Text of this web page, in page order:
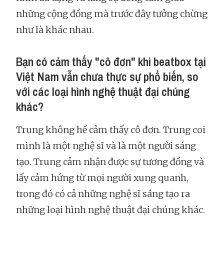
những cộng đồng mà trước đây tưởng chừng
như là khác nhau.
Bạn có cảm thấy "cô đơn" khi beatbox tại
Việt Nam vẫn chưa thực sự phổ biến, so
với các loại hình nghệ thuật đại chúng
khác?
Trung không hề cảm thấy cô đơn. Trung coi
mình là một nghệ sĩ và là một người sáng
tạo. Trung cảm nhận được sự tương đồng và
lấy cảm hứng từ mọi người xung quanh,
trong đó có cả những nghệ sĩ sáng tạo ra
những loại hình nghệ thuật đại chúng khác.